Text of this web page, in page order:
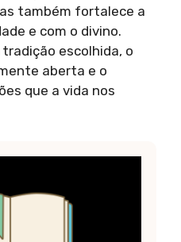
também fortalece a
e com o divino.
escolhida, o
aberta e o
que a vida nos